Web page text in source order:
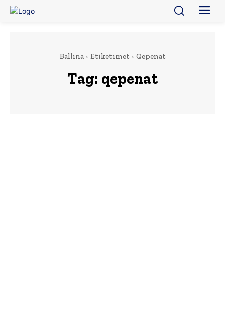
Ballina Etiketimet Qepenat
Tag: qepenat